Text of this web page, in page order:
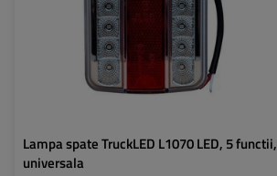
Lampa spate TruckLED L1070 LED, 5 functii,
universala
cablu de alimentare
Lumină de poziție
de frână Semnalizator
Iluminarea plăcuței de
înmatriculare
Reflectorizant